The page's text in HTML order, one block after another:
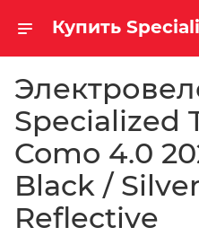
Specialized
Como 4.0
Black / Silver
Reflective